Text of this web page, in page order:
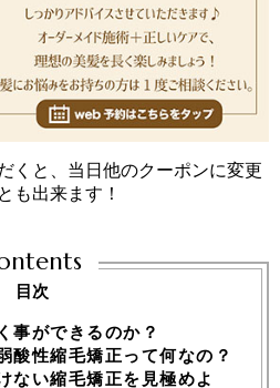
くと、当日他のクーポンに変更
も出来ます！
目次
事ができるのか？
酸性縮毛矯正って何なの？
ない縮毛矯正を見極めよ